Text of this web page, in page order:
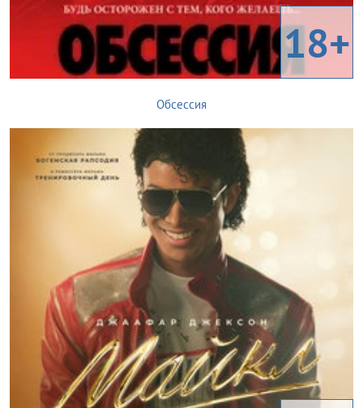
18+
Обсессия